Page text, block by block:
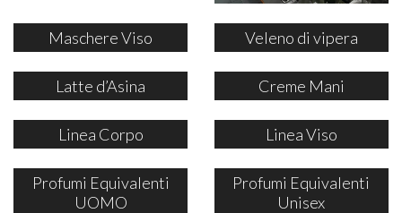
Maschere Viso Veleno di vipera
Latte d’Asina Creme Mani
Linea Corpo Linea Viso
Profumi Equivalenti
UOMO
Profumi Equivalenti
Unisex